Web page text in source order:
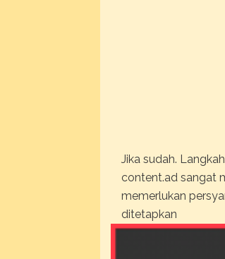
Jika sudah.
content.ad sangat
memerlukan
ditetapkan